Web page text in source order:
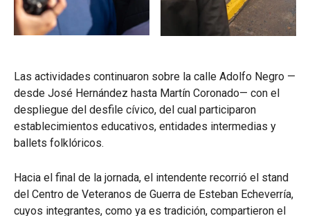
Las actividades continuaron sobre la calle Adolfo Negro —
desde José Hernández hasta Martín Coronado— con el
despliegue del desfile cívico, del cual participaron
establecimientos educativos, entidades intermedias y
ballets folklóricos.
Hacia el final de la jornada, el intendente recorrió el stand
del Centro de Veteranos de Guerra de Esteban Echeverría,
cuyos integrantes, como ya es tradición, compartieron el